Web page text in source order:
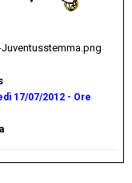
17/07/2012 - Ore